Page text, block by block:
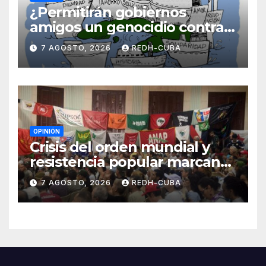
¿Permitirán gobiernos
amigos un genocidio contra
Cuba? Por Hedelberto López
Blanch
7 AGOSTO, 2026 REDH-CUBA
OPINIÓN
Crisis del orden mundial y
resistencia popular marcan
el inicio de la IV Asamblea
Continental de ALBA
Movimientos en Cuba
7 AGOSTO, 2026 REDH-CUBA